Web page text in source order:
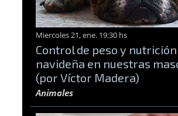
Miercoles 21, ene. 19:30 hs
Control de peso y
navideña en nuestras
(por Víctor Madera)
Animales